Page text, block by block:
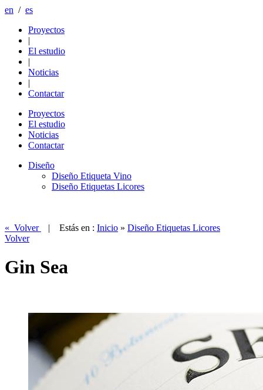
en / es
Proyectos
|
El estudio
|
Noticias
|
Contactar
Proyectos
El estudio
Noticias
Contactar
Diseño
Diseño Etiqueta Vino
Diseño Etiquetas Licores
« Volver | Estás en : Inicio » Diseño Etiquetas Licores
Volver
Gin Sea